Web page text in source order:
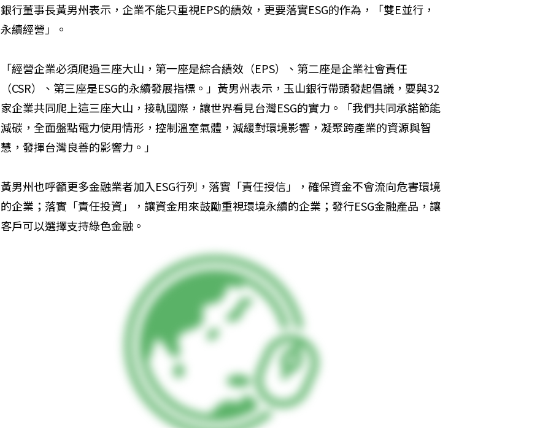
銀行董事長黃男州表示，企業不能只重視EPS的績效，更要落實ESG的作為，「雙E並行，
永續經營」。
「經營企業必須爬過三座大山，第一座是綜合績效（EPS）、第二座是企業社會責任
（CSR）、第三座是ESG的永續發展指標。」黃男州表示，玉山銀行帶頭發起倡議，要與32
家企業共同爬上這三座大山，接軌國際，讓世界看見台灣ESG的實力。「我們共同承諾節能
減碳，全面盤點電力使用情形，控制溫室氣體，減緩對環境影響，凝聚跨產業的資源與智
慧，發揮台灣良善的影響力。」
黃男州也呼籲更多金融業者加入ESG行列，落實「責任授信」，確保資金不會流向危害環境
的企業；落實「責任投資」，讓資金用來鼓勵重視環境永續的企業；發行ESG金融產品，讓
客戶可以選擇支持綠色金融。